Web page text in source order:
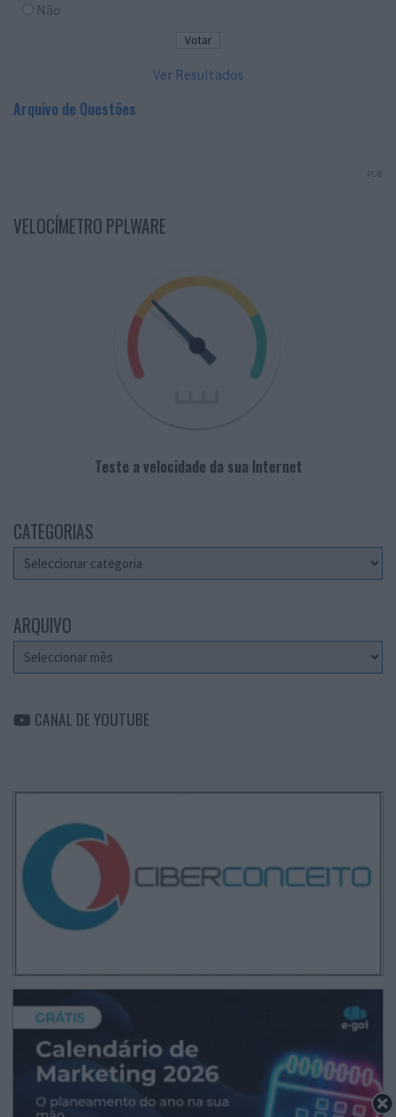
Não
Ver Resultados
Arquivo de Questões
PUB
VELOCÍMETRO PPLWARE
Teste a velocidade da sua Internet
CATEGORIAS
Categorias
ARQUIVO
Arquivo
CANAL DE YOUTUBE